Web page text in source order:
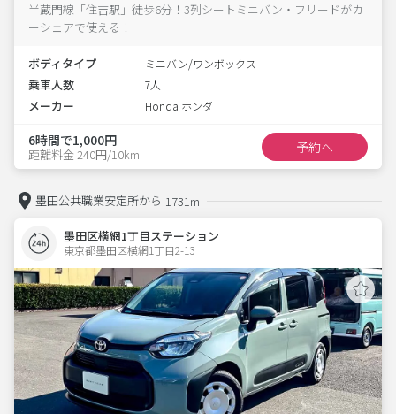
半蔵門線「住吉駅」徒歩6分！3列シートミニバン・フリードがカ
ーシェアで使える！
ボディタイプ ミニバン/ワンボックス
乗車人数 7人
メーカー Honda ホンダ
6時間で1,000円
距離料金 240円/10km 予約へ
墨田公共職業安定所から 1731m
墨田区横網1丁目ステーション
東京都墨田区横網1丁目2-13